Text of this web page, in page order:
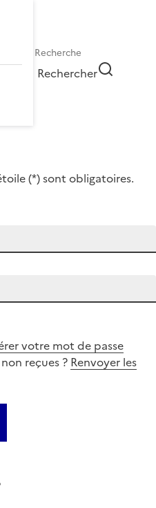
Rechercher
(*) sont obligatoires.
votre mot de passe
reçues ? Renvoyer les